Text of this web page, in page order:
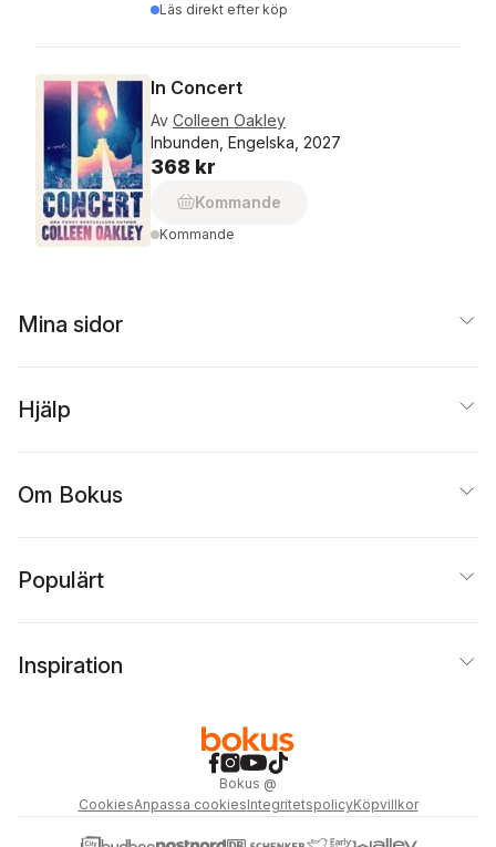
Läs direkt efter köp
In Concert
Av Colleen Oakley
Inbunden, Engelska, 2027
368 kr
Kommande
Kommande
Mina sidor
Hjälp
Om Bokus
Populärt
Inspiration
Bokus @
CookiesAnpassa cookiesIntegritetspolicyKöpvillkor